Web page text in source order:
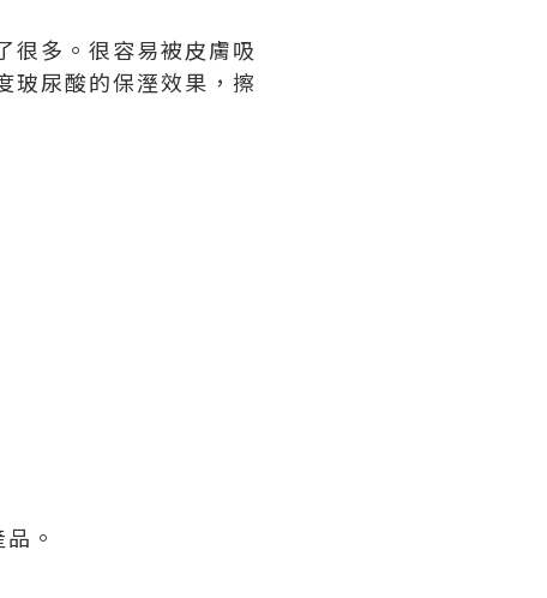
很多。很容易被皮膚吸
玻尿酸的保溼效果 ，擦
。